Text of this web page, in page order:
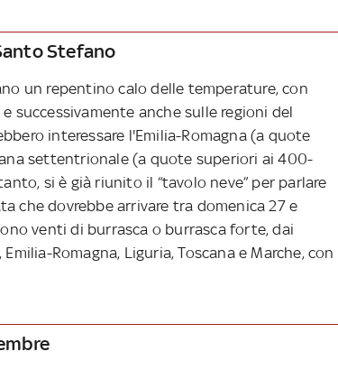
Stefano
un repentino calo delle temperature, con
successivamente anche sulle regioni del
interessare l'Emilia-Romagna (a quote
settentrionale (a quote superiori ai 400-
si è già riunito il “tavolo neve” per parlare
che dovrebbe arrivare tra domenica 27 e
venti di burrasca o burrasca forte, dai
Romagna, Liguria, Toscana e Marche, con